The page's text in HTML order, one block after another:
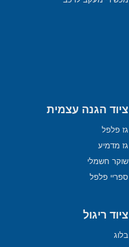
ציוד הגנה עצמית
גז פלפל
גז מדמיע
שוקר חשמלי
ספריי פלפל
ציוד ריגול
בלוג